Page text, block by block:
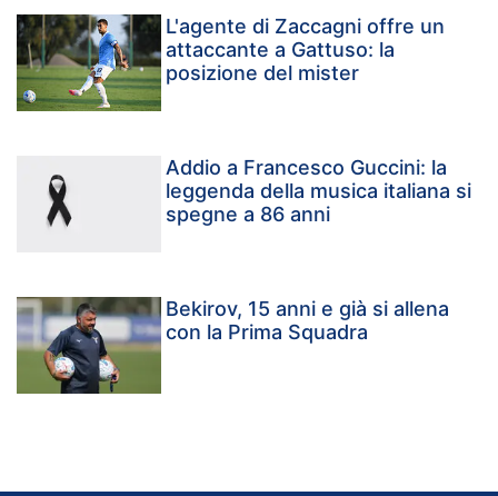
L'agente di Zaccagni offre un
attaccante a Gattuso: la
posizione del mister
Addio a Francesco Guccini: la
leggenda della musica italiana si
spegne a 86 anni
Bekirov, 15 anni e già si allena
con la Prima Squadra